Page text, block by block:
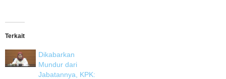
Terkait
Dikabarkan
Mundur dari
Jabatannya, KPK: